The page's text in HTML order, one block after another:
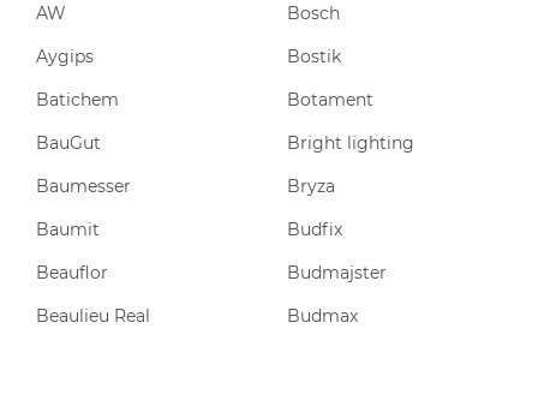
AW
Aygips
Batichem
BauGut
Baumesser
Baumit
Beauflor
Beaulieu Real
Bosch
Bostik
Botament
Bright lighting
Bryza
Budfix
Budmajster
Budmax